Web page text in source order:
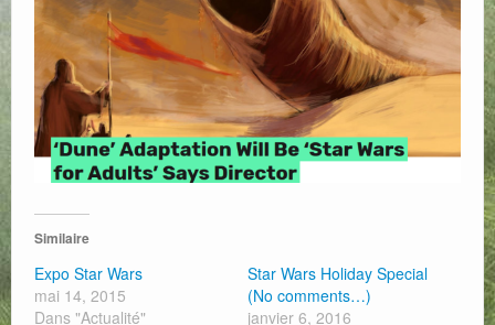
Similaire
Expo Star Wars
mai 14, 2015
Dans "Actualité"
Star Wars Holiday Special
(No comments…)
janvier 6, 2016